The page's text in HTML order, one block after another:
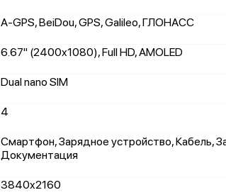
A-GPS, BeiDou, GPS, Galileo, ГЛОНАСС
6.67" (2400x1080), Full HD, AMOLED
Dual nano SIM
4
Смартфон, Зарядное устройство, Кабель,
Документация
3840x2160